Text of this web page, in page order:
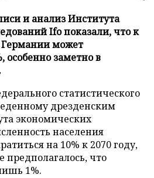
и анализ Института
Ifo показали, что к
Германии может
особенно заметно в
статистического
дрезденским
экономических
населения
на 10% к 2070 году,
предполагалось, что
1%.